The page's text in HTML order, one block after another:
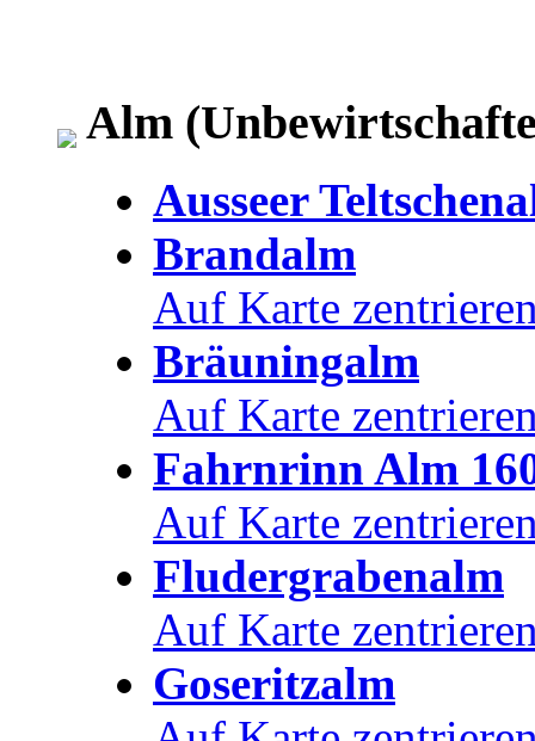
Alm
Ausseer
Brandalm
Auf Karte
Bräuningalm
Auf Karte
Fahrnrinn Alm
Auf Karte
Fludergrabenalm
Auf Karte
Goseritzalm